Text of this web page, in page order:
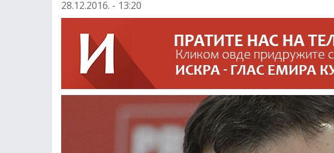
28.12.2016. - 13:20